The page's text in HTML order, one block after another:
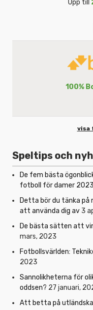
Upp till
100%
visa
Speltips och
De fem bästa
fotboll för damer 2023
Detta bör du tänka
att använda dig av 3
De bästa sätten att
mars, 2023
Fotbollsvärlden:
2023
Sannolikheterna för
oddsen? 27 januari,
Att betta på